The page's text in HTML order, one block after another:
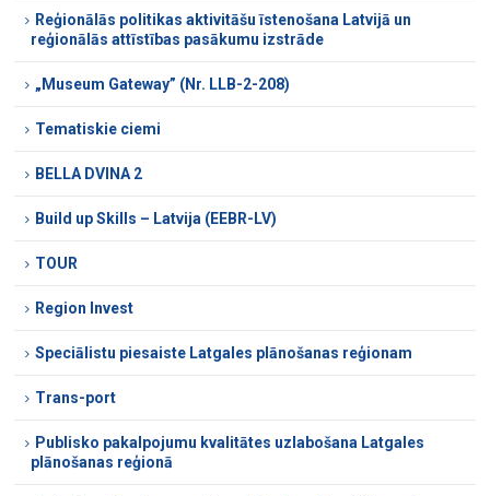
Reģionālās politikas aktivitāšu īstenošana Latvijā un
reģionālās attīstības pasākumu izstrāde
„Museum Gateway” (Nr. LLB-2-208)
Tematiskie ciemi
BELLA DVINA 2
Build up Skills – Latvija (EEBR-LV)
TOUR
Region Invest
Speciālistu piesaiste Latgales plānošanas reģionam
Trans-port
Publisko pakalpojumu kvalitātes uzlabošana Latgales
plānošanas reģionā